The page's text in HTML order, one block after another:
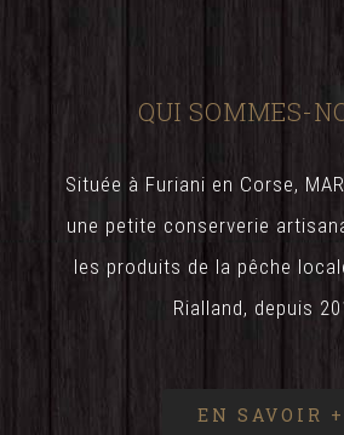
QUI SOMMES-
Située à Furiani en Corse,
une petite conserverie
les produits de la pêche
Rialland, depuis
EN SAVOIR +